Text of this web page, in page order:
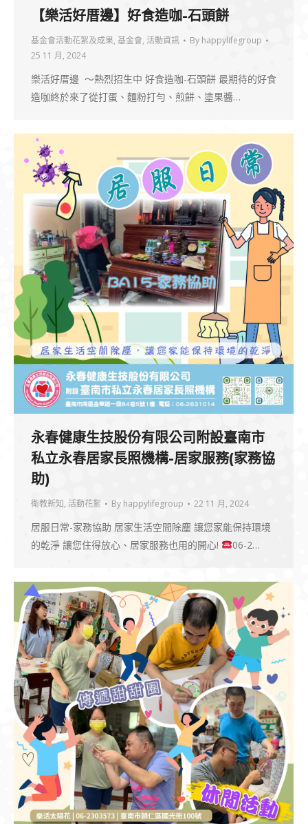
【樂活好厝邊】好食造咖-石頭餅
基金會活動花絮及成果, 基金會, 活動資訊 By happylifegroup
25 11 月, 2024
樂活好厝邊 ～熱烈招生中 好食造咖-石頭餅 最期待的好食
造咖終於來了從打蛋、麵粉打勻、煎餅、塗果醬…
永春健康生技股份有限公司附設臺南市
私立永春居家長照機構-居家服務(家務協
助)
衛教新知, 活動花絮 By happylifegroup 22 11 月, 2024
居服日常-家務協助 居家生活空間除塵 讓您家能保持環境
的乾淨 讓您住得放心、居家服務也用的開心!
06-2…